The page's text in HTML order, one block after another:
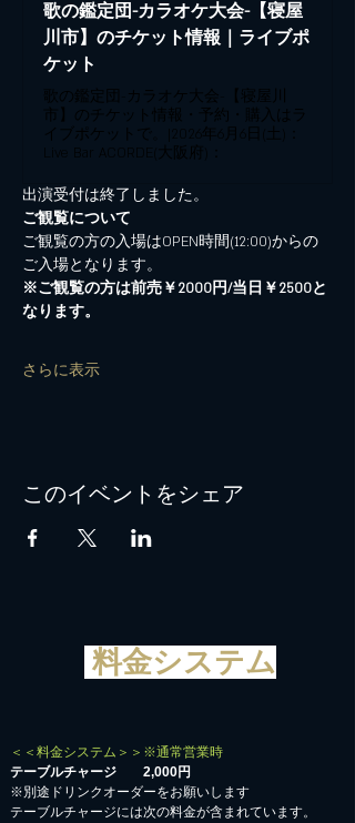
歌の鑑定団-カラオケ大会-【寝屋
川市】のチケット情報｜ライブポ
ケット
歌の鑑定団-カラオケ大会-【寝屋川
市】のチケット情報・予約・購入はラ
イブポケットで。|2026年6月6日(土)：
Live Bar ACORDE(大阪府)：
出演受付は終了しました。
ご観覧について
ご観覧の方の入場はOPEN時間(12:00)からの
ご入場となります。
※ご観覧の方は前売￥2000円/当日￥2500と
なります。
さらに表示
このイベントをシェア
料金システム
＜＜料金システム＞＞※通常営業時
テーブルチャージ 2,000円
※別途ドリンクオーダーをお願いします
テーブルチャージには次の料金が含まれています。